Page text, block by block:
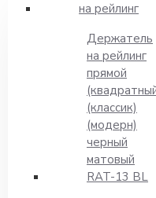
на рейлинг
Держатель
на рейлинг
прямой
(классик)
(модерн)
черный
матовый
RAT-13 BL